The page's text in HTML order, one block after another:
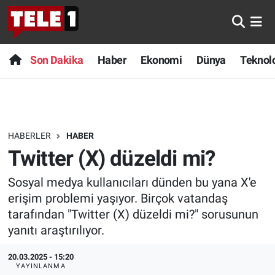
Son Dakika Haber Ekonomi Dünya
HABERLER HABER
Twitter (X) düzeldi mi?
Sosyal medya kullanıcıları dünden bu yana X'e
erişim problemi yaşıyor. Birçok vatandaş
tarafından "Twitter (X) düzeldi mi?" sorusunun
yanıtı araştırılıyor.
20.03.2025 - 15:20
YAYINLANMA
Anında Manşet
Başka Sohbetler
Bilim turu
Bilim ve Teknoloji Evreni
Doğa Konuşuyor
Dünya
Ege Saati
Son Dakika
Haber
Dünya
Sağlık
Spor
Yayın Akışı
Nöbetçi Eczaneler
Hava Durumu
Trafik Durumu
Süper Lig Puan Durumu ve Fikstür
Tüm Manşetler
Son Dakika Haberleri
Haber Arşivi